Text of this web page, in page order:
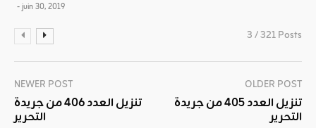
- juin 30, 2019
3 / 321 Posts
NEWER POST
تنزيل العدد 406 من جريدة
التحرير
OLDER POST
تنزيل العدد 405 من جريدة
التحرير